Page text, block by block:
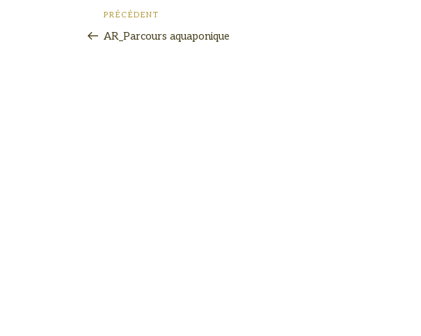
PRÉCÉDENT
AR_Parcours aquaponique